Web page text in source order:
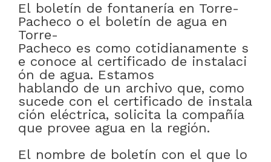
El boletín de fontanería en Torre-
Pacheco o el boletín de agua en
Torre-
Pacheco es como cotidianamente s
e conoce al certificado de instalaci
ón de agua. Estamos
hablando de un archivo que, como
sucede con el certificado de instala
ción eléctrica, solicita la compañía
que provee agua en la región.
El nombre de boletín con el que lo